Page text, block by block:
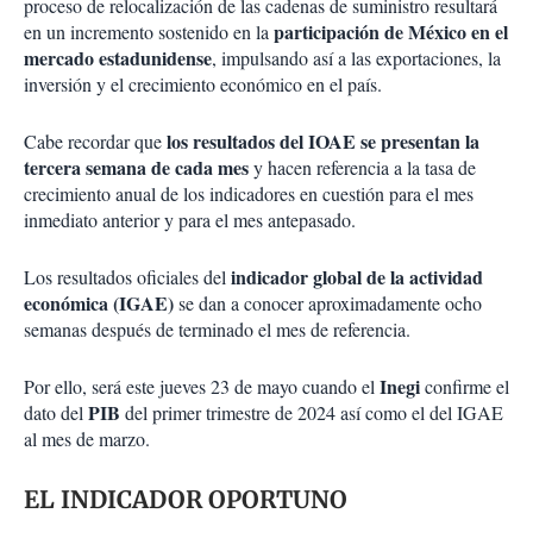
proceso de relocalización de las cadenas de suministro resultará
en un incremento sostenido en laparticipación de México en el
mercado estadunidense, impulsando así a las exportaciones, la
inversión y el crecimiento económico en el país.
Cabe recordar quelos resultados del IOAE se presentan la
tercera semana de cada mesy hacen referencia a la tasa de
crecimiento anual de los indicadores en cuestión para el mes
inmediato anterior y para el mes antepasado.
Los resultados oficiales delindicador global de la actividad
económica (IGAE)se dan a conocer aproximadamente ocho
semanas después de terminado el mes de referencia.
Por ello, será este jueves 23 de mayo cuando elInegiconfirme el
dato delPIB del primer trimestre de 2024 así como el del IGAE
al mes de marzo.
EL INDICADOR OPORTUNO